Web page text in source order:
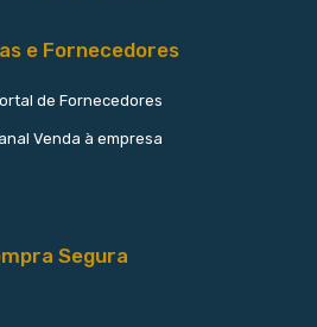
e Fornecedores
de Fornecedores
Venda à empresa
Segura